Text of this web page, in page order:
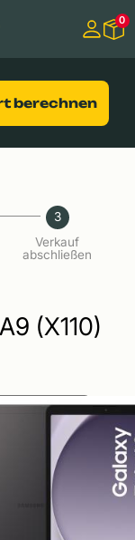
0
berechnen
3
Verkauf
abschließen
(X110)